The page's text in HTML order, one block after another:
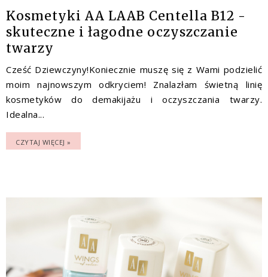
Kosmetyki AA LAAB Centella B12 -
skuteczne i łagodne oczyszczanie
twarzy
Cześć Dziewczyny!Koniecznie muszę się z Wami podzielić
moim najnowszym odkryciem! Znalazłam świetną linię
kosmetyków do demakijażu i oczyszczania twarzy.
Idealna...
CZYTAJ WIĘCEJ »